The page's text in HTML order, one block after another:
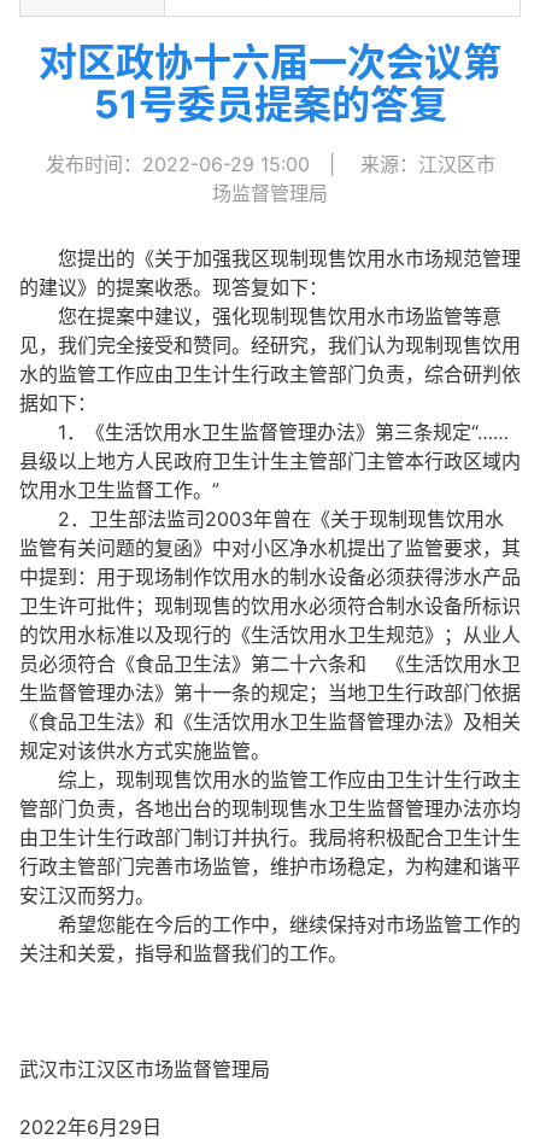
对区政协十六届一次会议第
51号委员提案的答复
发布时间：2022-06-29 15:00
来源：江汉区市
场监督管理局
您提出的《关于加强我区现制现售饮用水市场规范管理
的建议》的提案收悉。现答复如下：
您在提案中建议，强化现制现售饮用水市场监管等意
见，我们完全接受和赞同。经研究，我们认为现制现售饮用
水的监管工作应由卫生计生行政主管部门负责，综合研判依
据如下：
1．《生活饮用水卫生监督管理办法》第三条规定“……
县级以上地方人民政府卫生计生主管部门主管本行政区域内
饮用水卫生监督工作。”
2．卫生部法监司2003年曾在《关于现制现售饮用水
监管有关问题的复函》中对小区净水机提出了监管要求，其
中提到：用于现场制作饮用水的制水设备必须获得涉水产品
卫生许可批件；现制现售的饮用水必须符合制水设备所标识
的饮用水标准以及现行的《生活饮用水卫生规范》；从业人
员必须符合《食品卫生法》第二十六条和 《生活饮用水卫
生监督管理办法》第十一条的规定；当地卫生行政部门依据
《食品卫生法》和《生活饮用水卫生监督管理办法》及相关
规定对该供水方式实施监管。
综上，现制现售饮用水的监管工作应由卫生计生行政主
管部门负责，各地出台的现制现售水卫生监督管理办法亦均
由卫生计生行政部门制订并执行。我局将积极配合卫生计生
行政主管部门完善市场监管，维护市场稳定，为构建和谐平
安江汉而努力。
希望您能在今后的工作中，继续保持对市场监管工作的
关注和关爱，指导和监督我们的工作。
武汉市江汉区市场监督管理局
2022年6月29日